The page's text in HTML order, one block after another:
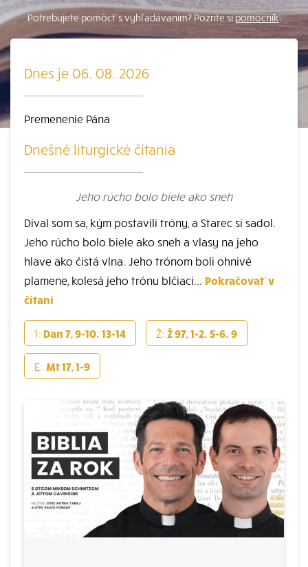
Potrebujete pomôcť s vyhľadávaním? Pozrite sipomocník.
Dnes je 06. 08. 2026
Premenenie Pána
Dnešné liturgické čítania
Jeho rúcho bolo biele ako sneh
Díval som sa, kým postavili tróny, a Starec si sadol.
Jeho rúcho bolo biele ako sneh a vlasy na jeho
hlave ako čistá vlna. Jeho trónom boli ohnivé
plamene, kolesá jeho trónu blčiaci... Pokračovať v
čítaní
1: Dan 7, 9-10. 13-14 Ž: Ž 97, 1-2. 5-6. 9
E: Mt 17, 1-9